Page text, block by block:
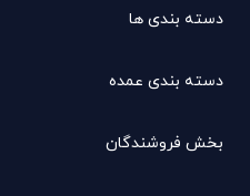
دسته بندی ها
دسته بندی عمده
بخش فروشندگان